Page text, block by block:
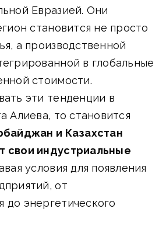
Евразией. Они
становится не просто
а производственной
в глобальные
стоимости.
эти тенденции в
Алиева, то становится
и Казахстан
свои индустриальные
условия для появления
от
до энергетического